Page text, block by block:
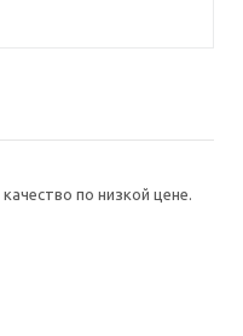
по низкой цене.